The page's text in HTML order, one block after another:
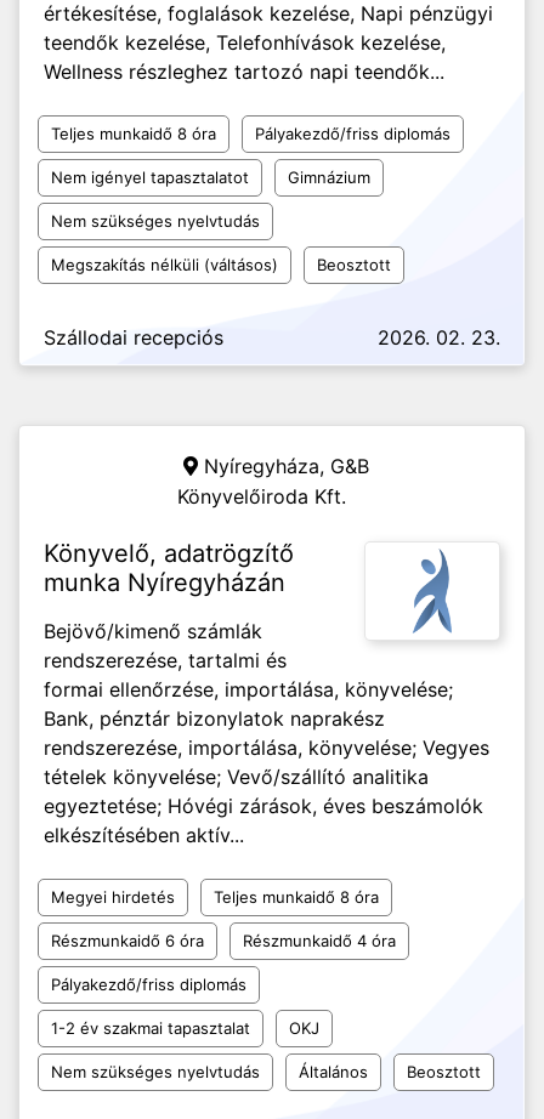
értékesítése, foglalások kezelése, Napi pénzügyi
teendők kezelése, Telefonhívások kezelése,
Wellness részleghez tartozó napi teendők...
Teljes munkaidő 8 óra Pályakezdő/friss diplomás
Nem igényel tapasztalatot Gimnázium
Nem szükséges nyelvtudás
Megszakítás nélküli (váltásos) Beosztott
Szállodai recepciós 2026. 02. 23.
Nyíregyháza, G&B
Könyvelőiroda Kft.
Könyvelő, adatrögzítő
munka Nyíregyházán
Bejövő/kimenő számlák
rendszerezése, tartalmi és
formai ellenőrzése, importálása, könyvelése;
Bank, pénztár bizonylatok naprakész
rendszerezése, importálása, könyvelése; Vegyes
tételek könyvelése; Vevő/szállító analitika
egyeztetése; Hóvégi zárások, éves beszámolók
elkészítésében aktív...
Megyei hirdetés Teljes munkaidő 8 óra
Részmunkaidő 6 óra Részmunkaidő 4 óra
Pályakezdő/friss diplomás
1-2 év szakmai tapasztalat OKJ
Nem szükséges nyelvtudás Általános Beosztott